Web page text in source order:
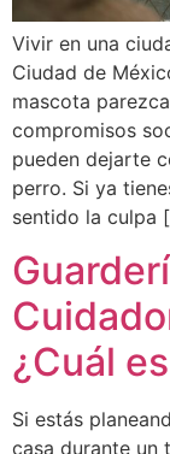
Vivir en una
Ciudad de
mascota
compromisos
pueden dejarte
perro. Si ya
sentido la culpa
¿Cuál
Si estás
casa durante un